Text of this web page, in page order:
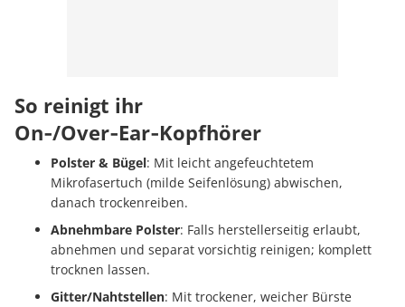
So reinigt ihr
On‑/Over‑Ear‑Kopfhörer
Polster & Bügel: Mit leicht angefeuchtetem
Mikrofasertuch (milde Seifenlösung) abwischen,
danach trockenreiben.
Abnehmbare Polster: Falls herstellerseitig erlaubt,
abnehmen und separat vorsichtig reinigen; komplett
trocknen lassen.
Gitter/Nahtstellen: Mit trockener, weicher Bürste